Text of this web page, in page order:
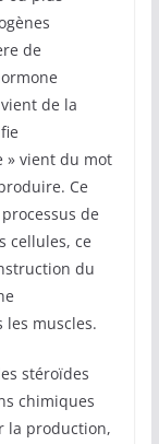
de
de la
» vient du mot
Ce
de
cellules, ce
du
muscles.
stéroïdes
chimiques
la production,